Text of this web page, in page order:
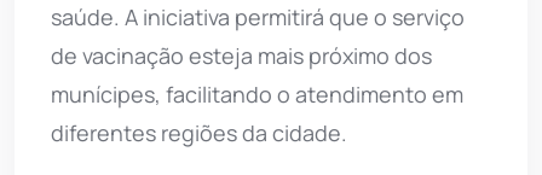
saúde. A iniciativa permitirá que o serviço
de vacinação esteja mais próximo dos
munícipes, facilitando o atendimento em
diferentes regiões da cidade.